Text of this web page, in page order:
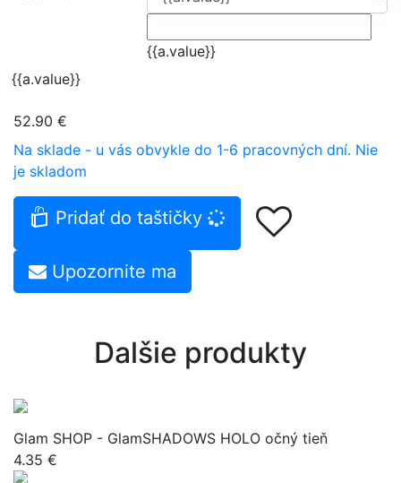
{{a.value}}
{{a.value}}
52.90 €
Na sklade - u vás obvykle do 1-6 pracovných dní. Nie
je skladom
Pridať do taštičky
Upozornite ma
Dalšie produkty
Glam SHOP - GlamSHADOWS HOLO očný tieň
4.35 €